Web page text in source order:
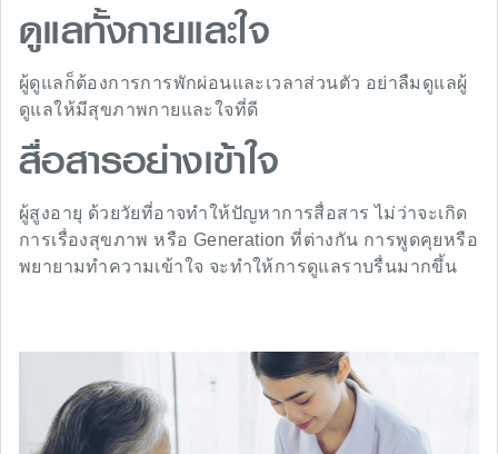
ดูแลทั้งกายและใจ
ผู้ดูแลก็ต้องการการพักผ่อนและเวลาส่วนตัว อย่าลืมดูแลผู้
ดูแลให้มีสุขภาพกายและใจที่ดี
สื่อสารอย่างเข้าใจ
ผู้สูงอายุ ด้วยวัยที่อาจทำให้ปัญหาการสื่อสาร ไม่ว่าจะเกิด
การเรื่องสุขภาพ หรือ Generation ที่ต่างกัน การพูดคุยหรือ
พยายามทำความเข้าใจ จะทำให้การดูแลราบรื่นมากขึ้น